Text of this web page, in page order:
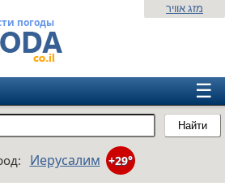
погоды
Найти
מזג אוויר
☰
Иерусалим +29°